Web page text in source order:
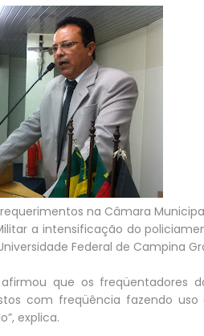
na Câmara
a intensificação do
Federal de Campina
que os freqüentadores
com freqüência fazendo
explica.